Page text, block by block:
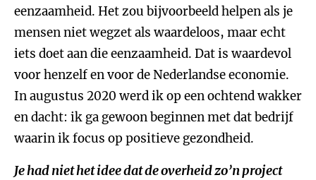
eenzaamheid. Het zou bijvoorbeeld helpen als je
mensen niet wegzet als waardeloos, maar echt
iets doet aan die eenzaamheid. Dat is waardevol
voor henzelf en voor de Nederlandse economie.
In augustus 2020 werd ik op een ochtend wakker
en dacht: ik ga gewoon beginnen met dat bedrijf
waarin ik focus op positieve gezondheid.
Je had niet het idee dat de overheid zo’n project